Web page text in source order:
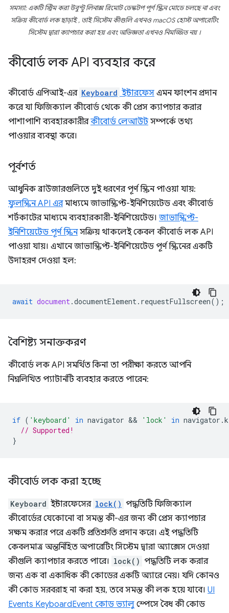
সমস্যা: একটি স্ট্রিম করা উবুন্টু লিনাক্স রিমোট ডেস্কটপ পূর্ণ স্ক্রিন মোডে চলছেনাএবং
সক্রিয় কীবোর্ড লকছাড়াই, তাই সিস্টেম কীগুলি এখনও macOS হোস্ট অপারেটিং
সিস্টেম দ্বারা ক্যাপচার করা হয় এবং অভিজ্ঞতা এখনও নিমজ্জিতনয়।
কীবোর্ড লক API ব্যবহার করে
কীবোর্ড এপিআই-এর Keyboard ইন্টারফেস এমন ফাংশন প্রদান
করে যা ফিজিক্যাল কীবোর্ড থেকে কী প্রেস ক্যাপচার করার
পাশাপাশি ব্যবহারকারীরকীবোর্ড লেআউটসম্পর্কে তথ্য
পাওয়ার ব্যবস্থা করে।
পূর্বশর্ত
আধুনিক ব্রাউজারগুলিতে দুই ধরণের পূর্ণ স্ক্রিন পাওয়া যায়:
ফুলস্ক্রিন API এরমাধ্যমে জাভাস্ক্রিপ্ট-ইনিশিয়েটেড এবং কীবোর্ড
শর্টকাটের মাধ্যমে ব্যবহারকারী-ইনিশিয়েটেড। জাভাস্ক্রিপ্ট-
ইনিশিয়েটেড পূর্ণ স্ক্রিনসক্রিয় থাকলেই কেবল কীবোর্ড লক API
পাওয়া যায়। এখানে জাভাস্ক্রিপ্ট-ইনিশিয়েটেড পূর্ণ স্ক্রিনের একটি
উদাহরণ দেওয়া হল:
await document.documentElement. requestFullscreen();
বৈশিষ্ট্য সনাক্তকরণ
কীবোর্ড লক API সমর্থিত কিনা তা পরীক্ষা করতে আপনি
নিম্নলিখিত প্যাটার্নটি ব্যবহার করতে পারেন:
if ( 'keyboard' in navigator && 'lock' in navigator .
// Supported!
}
কীবোর্ড লক করা হচ্ছে
Keyboard ইন্টারফেসের lock() পদ্ধতিটি ফিজিক্যাল
কীবোর্ডের যেকোনো বা সমস্ত কী-এর জন্য কী প্রেস ক্যাপচার
সক্ষম করার পরে একটি প্রতিশ্রুতি প্রদান করে। এই পদ্ধতিটি
কেবলমাত্র অন্তর্নিহিত অপারেটিং সিস্টেম দ্বারা অ্যাক্সেস দেওয়া
কীগুলি ক্যাপচার করতে পারে। lock() পদ্ধতিটি লক করার
জন্য এক বা একাধিক কী কোডের একটি অ্যারে নেয়। যদি কোনও
কী কোড সরবরাহ না করা হয়, তবে সমস্ত কী লক হয়ে যাবে। UI
Events KeyboardEvent কোড ভ্যালু স্পেসে বৈধ কী কোড